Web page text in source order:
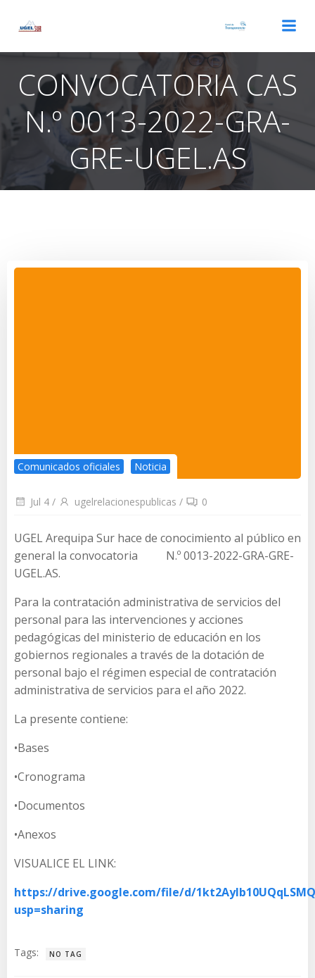
CONVOCATORIA CAS
N.º 0013-2022-GRA-
GRE-UGEL.AS
Comunicados oficiales Noticia
Jul 4 / ugelrelacionespublicas / 0
UGEL Arequipa Sur hace de conocimiento al público en
general la convocatoria N.º 0013-2022-GRA-GRE-
UGEL.AS.
Para la contratación administrativa de servicios del
personal para las intervenciones y acciones
pedagógicas del ministerio de educación en los
gobiernos regionales a través de la dotación de
personal bajo el régimen especial de contratación
administrativa de servicios para el año 2022.
La presente contiene:
•Bases
•Cronograma
•Documentos
•Anexos
VISUALICE EL LINK:
https://drive.google.com/file/d/
usp=sharing
Tags: NO TAG